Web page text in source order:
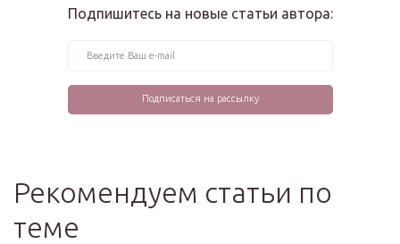
Подпишитесь на новые статьи автора:
Рекомендуем статьи по
теме